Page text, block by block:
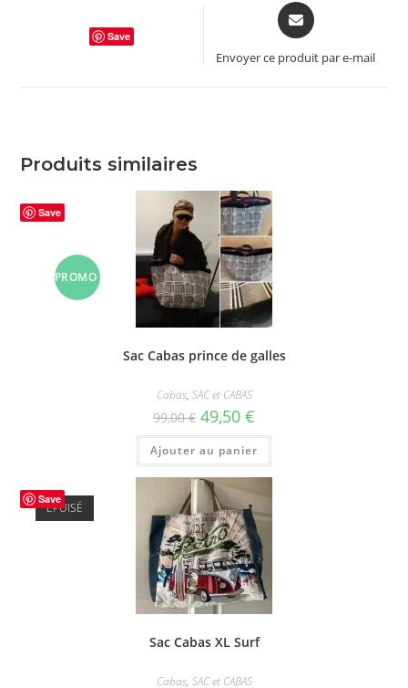
Save
Opens
in
new
Envoyer ce produit par e-mail
Produits similaires
Save
PROMO
Sac Cabas prince de galles
Cabas, SAC et CABAS
99,00€ Le
prix
initial
était :
99,00 €.
49,50 €
actuel
est :
49,50 €.
Ajouter au panier
Save
ÉPUISÉ
Sac Cabas XL Surf
Cabas, SAC et CABAS